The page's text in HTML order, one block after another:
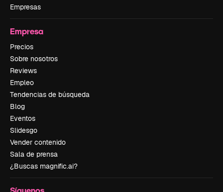
Empresas
Empresa
Precios
Sobre nosotros
Reviews
Empleo
Tendencias de búsqueda
Blog
Eventos
Slidesgo
Vender contenido
Sala de prensa
¿Buscas magnific.ai?